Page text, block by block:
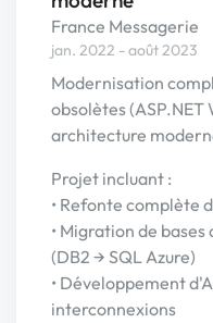
France Messagerie
jan. 2022 - août 2023
Modernisation
obsolètes (ASP.NET
architecture
Projet incluant :
• Refonte complète
• Migration de
(DB2 → SQL Azure)
• Développement
interconnexions